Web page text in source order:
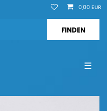
0,00 EUR
☰